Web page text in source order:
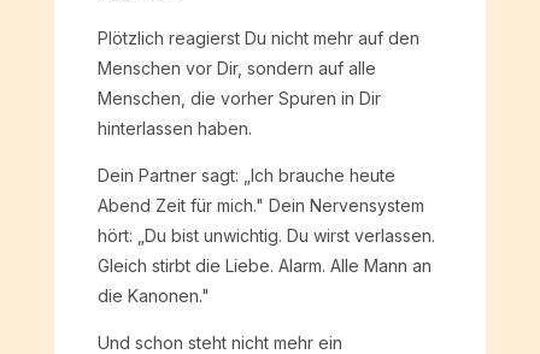
Plötzlich reagierst Du nicht mehr auf den
Menschen vor Dir, sondern auf alle
Menschen, die vorher Spuren in Dir
hinterlassen haben.
Dein Partner sagt: „Ich brauche heute
Abend Zeit für mich." Dein Nervensystem
hört: „Du bist unwichtig. Du wirst verlassen.
Gleich stirbt die Liebe. Alarm. Alle Mann an
die Kanonen."
Und schon steht nicht mehr ein